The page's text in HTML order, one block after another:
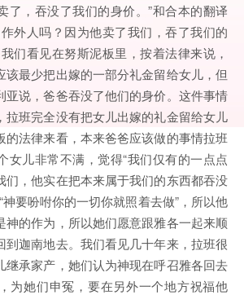
了，吞没了我们的身价。”和合本的翻译
外人吗？因为他卖了我们，吞了我们的
们看见在努斯泥板里，按着法律来说，
该最少把出嫁的一部分礼金留给女儿，但
亚说，爸爸吞没了他们的身价。这件事情
拉班完全没有把女儿出嫁的礼金留给女儿
的法律来看，本来爸爸应该做的事情拉班
女儿非常不满，觉得“我们仅有的一点点
们，他实在把本来属于我们的东西都吞没
神要吩咐你的一切你就照着去做”，所以他
神的作为，所以她们愿意跟雅各一起来顺
到迦南地去。我们看见几十年来，拉班很
继承家产，她们认为神现在呼召雅各回去
为她们申冤，要在另外一个地方祝福他